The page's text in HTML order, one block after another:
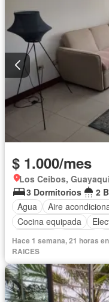
$ 1.000/mes
Los Ceibos,
3 Dormitorios
2
Agua
Aire
Cocina equipada
Gimnasio
Internet
Hace 1 semana, 21 horas
RAICES